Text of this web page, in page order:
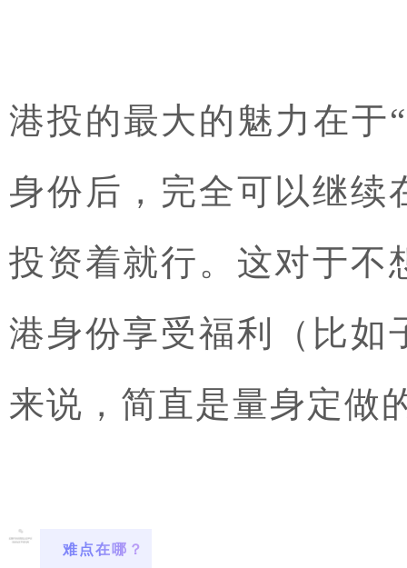
港投的最大的魅力在于
身份后，完全可以继续
投资着就行。这对于不
港身份享受福利（比如
来说，简直是量身定做
难点在哪？